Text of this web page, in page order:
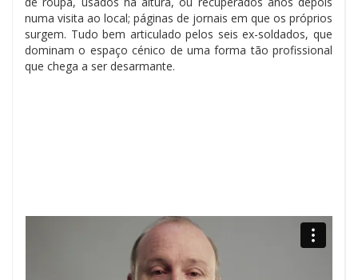
numa visita ao local; páginas de jornais em que os próprios
surgem. Tudo bem articulado pelos seis ex-soldados, que
dominam o espaço cénico de uma forma tão profissional
que chega a ser desarmante.